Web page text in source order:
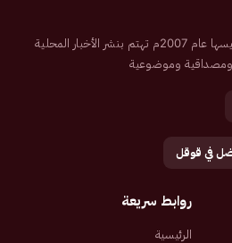
صحيفة إلكترونية سعودية تم تأسيسها عام 2007م تهتم بنشر الأخبار المحلية
ومصداقية وموضوعية
في قوقل
روابط سريعة
الرئيسية